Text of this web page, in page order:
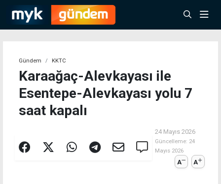
Gündem KKTC
Karaağaç-Alevkayası ile
Esentepe-Alevkayası yolu 7
saat kapalı
24 Mayıs 2026
Güncelleme: 24
Mayıs 2026
A A